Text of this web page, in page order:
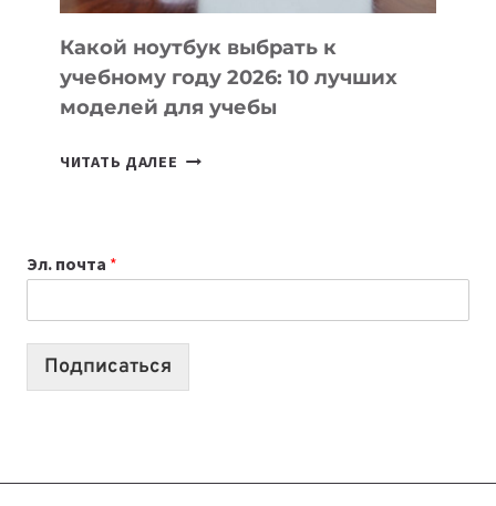
КОДА
Какой ноутбук выбрать к
учебному году 2026: 10 лучших
моделей для учебы
ЧИТАТЬ ДАЛЕЕ КАКОЙ
2026:
10
Эл. почта *
Подписаться